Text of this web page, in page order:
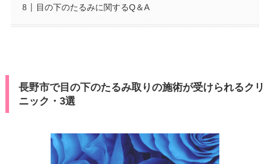
目の下のたるみに関するQ＆A
長野市で目の下のたるみ取りの施術が受けられるクリ
ニック・3選